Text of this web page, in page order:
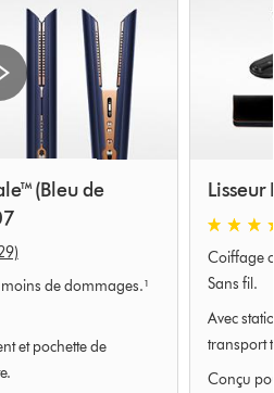
(Bleu de
de dommages.¹
et pochette de
Lisseur
4.3
stars
out
from
3829
Coiffage
Sans fil.
Avec
transport
Conçu